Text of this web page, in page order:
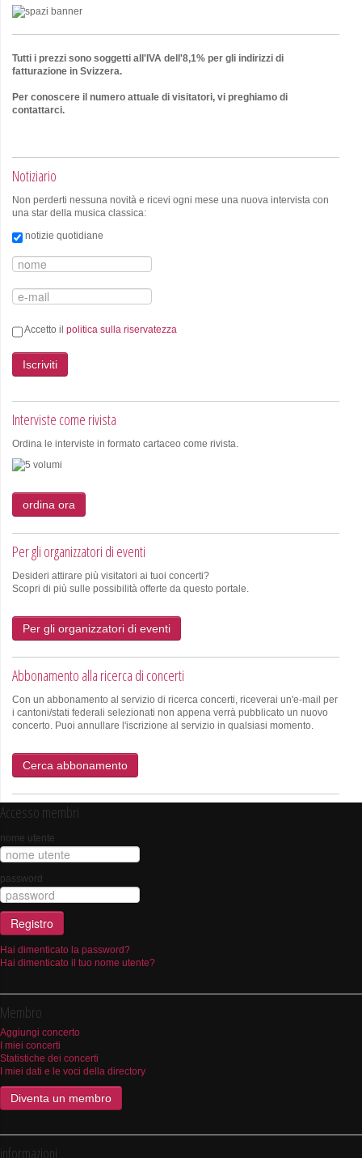
Tutti i prezzi sono soggetti all'IVA dell'8,1% per gli indirizzi di
fatturazione in Svizzera.
Per conoscere il numero attuale di visitatori, vi preghiamo di
contattarci.
Notiziario
Non perderti nessuna novità e ricevi ogni mese una nuova intervista con
una star della musica classica:
notizie quotidiane
Accetto il politica sulla riservatezza
Iscriviti
Interviste come rivista
Ordina le interviste in formato cartaceo come rivista.
ordina ora
Per gli organizzatori di eventi
Desideri attirare più visitatori ai tuoi concerti?
Scopri di più sulle possibilità offerte da questo portale.
Per gli organizzatori di eventi
Abbonamento alla ricerca di concerti
Con un abbonamento al servizio di ricerca concerti, riceverai un'e-mail per
i cantoni/stati federali selezionati non appena verrà pubblicato un nuovo
concerto. Puoi annullare l'iscrizione al servizio in qualsiasi momento.
Cerca abbonamento
Accesso membri
nome utente
password
Registro
Hai dimenticato la password?
Hai dimenticato il tuo nome utente?
Membro
Aggiungi concerto
I miei concerti
Statistiche dei concerti
I miei dati e le voci della directory
Diventa un membro
informazioni